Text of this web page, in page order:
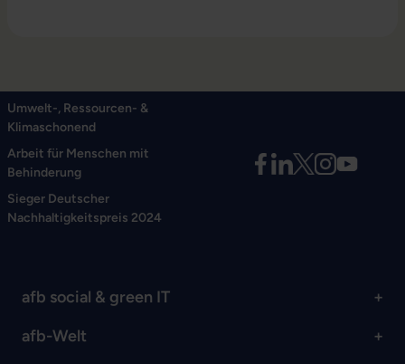
Umwelt-, Ressourcen- &
Klimaschonend
Arbeit für Menschen mit
Behinderung
Sieger Deutscher
Nachhaltigkeitspreis 2024
afb social & green IT
afb-Welt